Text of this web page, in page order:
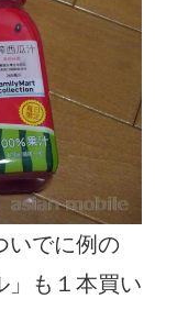
いでに例の
」も１本買い